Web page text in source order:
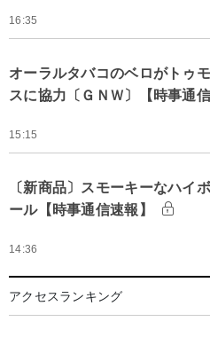
16:35
オーラルタバコのベロがトゥ
スに協力〔ＧＮＷ〕【時事通
15:15
〔新商品〕スモーキーなハイ
ール【時事通信速報】
14:36
アクセスランキング